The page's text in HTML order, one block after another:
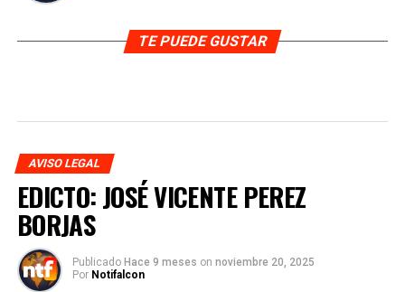
TE PUEDE GUSTAR
AVISO LEGAL
EDICTO: JOSÉ VICENTE PEREZ
BORJAS
Publicado Hace 9 meses on noviembre 20, 2025
Por Notifalcon